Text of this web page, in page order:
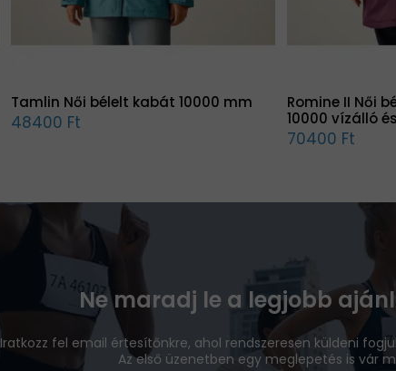
Tamlin Női bélelt kabát 10000 mm
48400 Ft
Romine II Női
10000 vízálló
70400 Ft
Ne maradj le a legjobb
Iratkozz fel email értesítőnkre, ahol rendszeresen küldeni
Az első üzenetben egy meglepetés is vár